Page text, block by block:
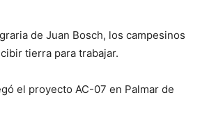
de Juan Bosch, los campesinos
tierra para trabajar.
el proyecto AC-07 en Palmar de